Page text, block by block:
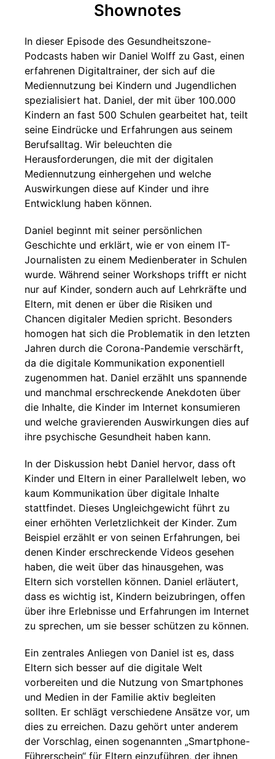
Shownotes
In dieser Episode des Gesundheitszone-
Podcasts haben wir Daniel Wolff zu Gast, einen
erfahrenen Digitaltrainer, der sich auf die
Mediennutzung bei Kindern und Jugendlichen
spezialisiert hat. Daniel, der mit über 100.000
Kindern an fast 500 Schulen gearbeitet hat, teilt
seine Eindrücke und Erfahrungen aus seinem
Berufsalltag. Wir beleuchten die
Herausforderungen, die mit der digitalen
Mediennutzung einhergehen und welche
Auswirkungen diese auf Kinder und ihre
Entwicklung haben können.
Daniel beginnt mit seiner persönlichen
Geschichte und erklärt, wie er von einem IT-
Journalisten zu einem Medienberater in Schulen
wurde. Während seiner Workshops trifft er nicht
nur auf Kinder, sondern auch auf Lehrkräfte und
Eltern, mit denen er über die Risiken und
Chancen digitaler Medien spricht. Besonders
homogen hat sich die Problematik in den letzten
Jahren durch die Corona-Pandemie verschärft,
da die digitale Kommunikation exponentiell
zugenommen hat. Daniel erzählt uns spannende
und manchmal erschreckende Anekdoten über
die Inhalte, die Kinder im Internet konsumieren
und welche gravierenden Auswirkungen dies auf
ihre psychische Gesundheit haben kann.
In der Diskussion hebt Daniel hervor, dass oft
Kinder und Eltern in einer Parallelwelt leben, wo
kaum Kommunikation über digitale Inhalte
stattfindet. Dieses Ungleichgewicht führt zu
einer erhöhten Verletzlichkeit der Kinder. Zum
Beispiel erzählt er von seinen Erfahrungen, bei
denen Kinder erschreckende Videos gesehen
haben, die weit über das hinausgehen, was
Eltern sich vorstellen können. Daniel erläutert,
dass es wichtig ist, Kindern beizubringen, offen
über ihre Erlebnisse und Erfahrungen im Internet
zu sprechen, um sie besser schützen zu können.
Ein zentrales Anliegen von Daniel ist es, dass
Eltern sich besser auf die digitale Welt
vorbereiten und die Nutzung von Smartphones
und Medien in der Familie aktiv begleiten
sollten. Er schlägt verschiedene Ansätze vor, um
dies zu erreichen. Dazu gehört unter anderem
der Vorschlag, einen sogenannten „Smartphone-
Führerschein“ für Eltern einzuführen, der ihnen